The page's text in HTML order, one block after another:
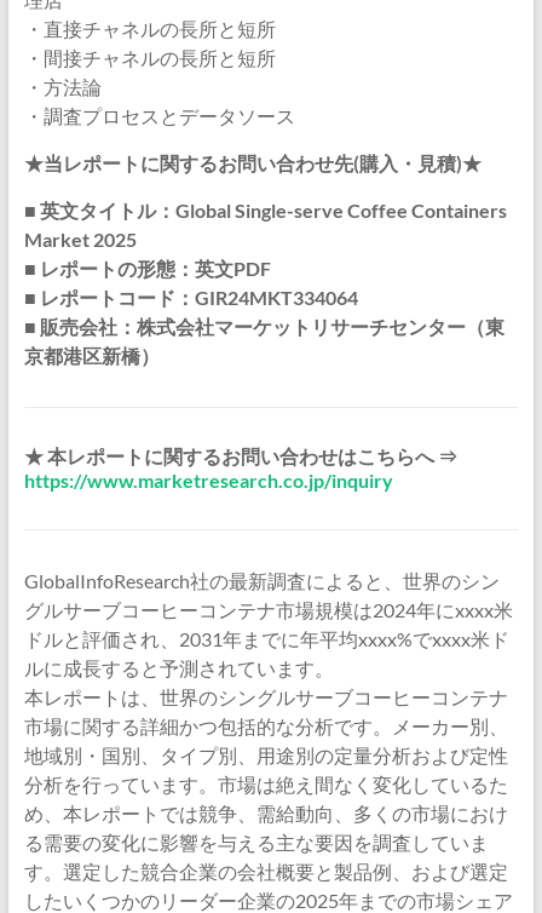
・直接チャネルの長所と短所
・間接チャネルの長所と短所
・方法論
・調査プロセスとデータソース
★当レポートに関するお問い合わせ先(購入・見積)★
■ 英文タイトル：Global Single-serve Coffee Containers
Market 2025
■ レポートの形態：英文PDF
■ レポートコード：GIR24MKT334064
■ 販売会社：株式会社マーケットリサーチセンター（東
京都港区新橋）
★ 本レポートに関するお問い合わせはこちらへ ⇒
https://www.marketresearch.co.jp/inquiry
GlobalInfoResearch社の最新調査によると、世界のシン
グルサーブコーヒーコンテナ市場規模は2024年にxxxx米
ドルと評価され、2031年までに年平均xxxx%でxxxx米ド
ルに成長すると予測されています。
本レポートは、世界のシングルサーブコーヒーコンテナ
市場に関する詳細かつ包括的な分析です。メーカー別、
地域別・国別、タイプ別、用途別の定量分析および定性
分析を行っています。市場は絶え間なく変化しているた
め、本レポートでは競争、需給動向、多くの市場におけ
る需要の変化に影響を与える主な要因を調査していま
す。選定した競合企業の会社概要と製品例、および選定
したいくつかのリーダー企業の2025年までの市場シェア